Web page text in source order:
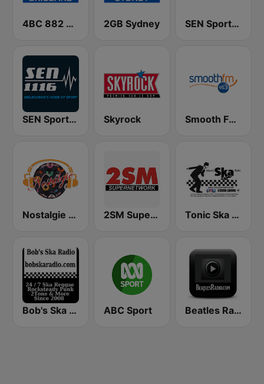
4BC 882 Brisbane 2GB Sydney SEN Sports 1170 Sydney
SEN Sports 1116 AM Skyrock Smooth FM 95.3 Sydney
Nostalgie New York 2SM Super Radio Tonic Ska Radio
Bob's Ska Radio ABC Sport Beatles Radio